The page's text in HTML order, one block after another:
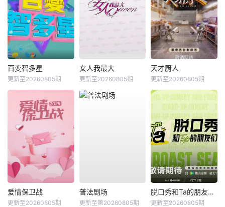
百变智多星
更新至20260805期
女人我最大
更新至20260805期
天才厨人
更新至20260805期
爱情保卫战
更新至20260805期
普法剧场
更新至第20260805期
脱口秀和Ta的朋友们第三季
更新至20260805期